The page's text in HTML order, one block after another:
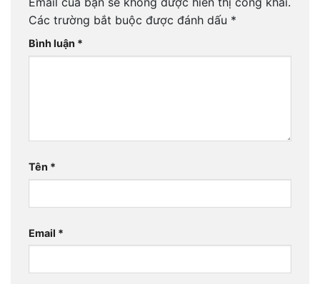
Các trường bắt buộc được đánh dấu *
Bình luận *
Tên *
Email *